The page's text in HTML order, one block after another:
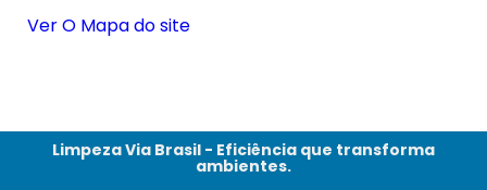
Ver O Mapa do site
Limpeza Via Brasil - Eficiência que transforma
ambientes.